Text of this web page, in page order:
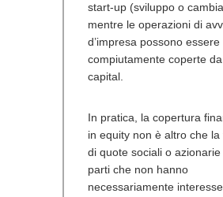
start-up (sviluppo o
mentre le operazioni di
d’impresa possono essere
compiutamente coperte
capital.
In pratica, la copertura
in equity non è altro che la
di quote sociali o
parti che non hanno
necessariamente